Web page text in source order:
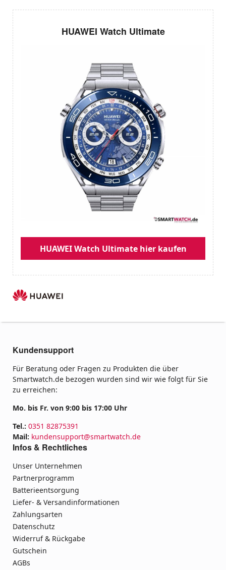
HUAWEI Watch Ultimate
HUAWEI Watch Ultimate hier kaufen
Kundensupport
Für Beratung oder Fragen zu Produkten die über
Smartwatch.de bezogen wurden sind wir wie folgt für Sie
zu erreichen:
Mo. bis Fr. von 9:00 bis 17:00 Uhr
Tel.: 0351 82875391
Mail: kundensupport@smartwatch.de
Infos & Rechtliches
Unser Unternehmen
Partnerprogramm
Batterieentsorgung
Liefer- & Versandinformationen
Zahlungsarten
Datenschutz
Widerruf & Rückgabe
Gutschein
AGBs